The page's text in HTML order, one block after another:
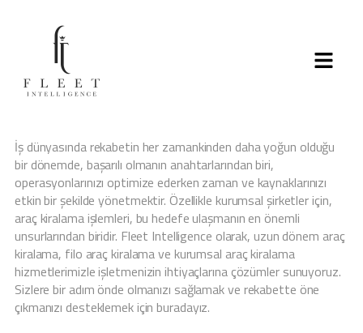
İş dünyasında rekabetin her zamankinden daha yoğun olduğu
bir dönemde, başarılı olmanın anahtarlarından biri,
operasyonlarınızı optimize ederken zaman ve kaynaklarınızı
etkin bir şekilde yönetmektir. Özellikle kurumsal şirketler için,
araç kiralama işlemleri, bu hedefe ulaşmanın en önemli
unsurlarından biridir. Fleet Intelligence olarak, uzun dönem araç
kiralama, filo araç kiralama ve kurumsal araç kiralama
hizmetlerimizle işletmenizin ihtiyaçlarına çözümler sunuyoruz.
Sizlere bir adım önde olmanızı sağlamak ve rekabette öne
çıkmanızı desteklemek için buradayız.